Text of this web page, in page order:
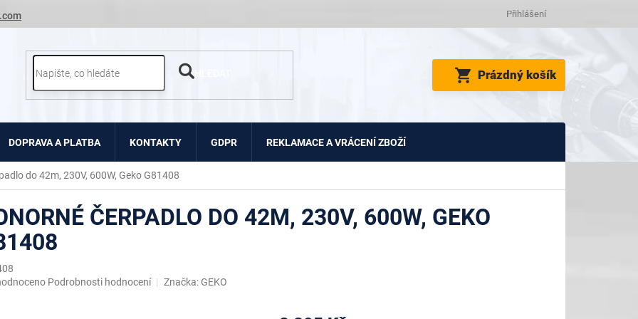
Přihlášení
NÁKUPNÍ
KOŠÍK
Prázdný košík
DOPRAVA A PLATBA KONTAKTY GDPR REKLAMACE A VRÁCENÍ ZBOŽÍ
do 42m, 230V, 600W, Geko G81408
ČERPADLO DO 42M, 230V, 600W, GEKO
Podrobnosti hodnocení Značka: GEKO